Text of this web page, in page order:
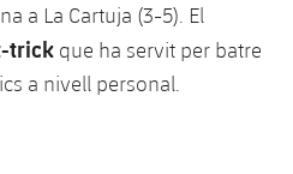
a La Cartuja (3-5). El
trick que ha servit per batre
a nivell personal.